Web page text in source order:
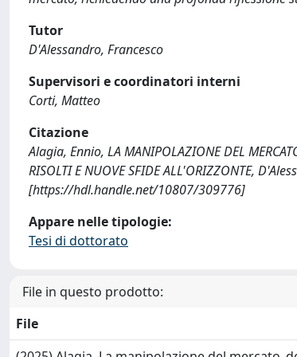
Tutor
D'Alessandro, Francesco
Supervisori e coordinatori interni
Corti, Matteo
Citazione
Alagia, Ennio, LA MANIPOLAZIONE DEL
RISOLTI E NUOVE SFIDE ALL'ORIZZONTE,
[https://hdl.handle.net/10807/309776]
Appare nelle tipologie:
Tesi di dottorato
File in questo prodotto:
File